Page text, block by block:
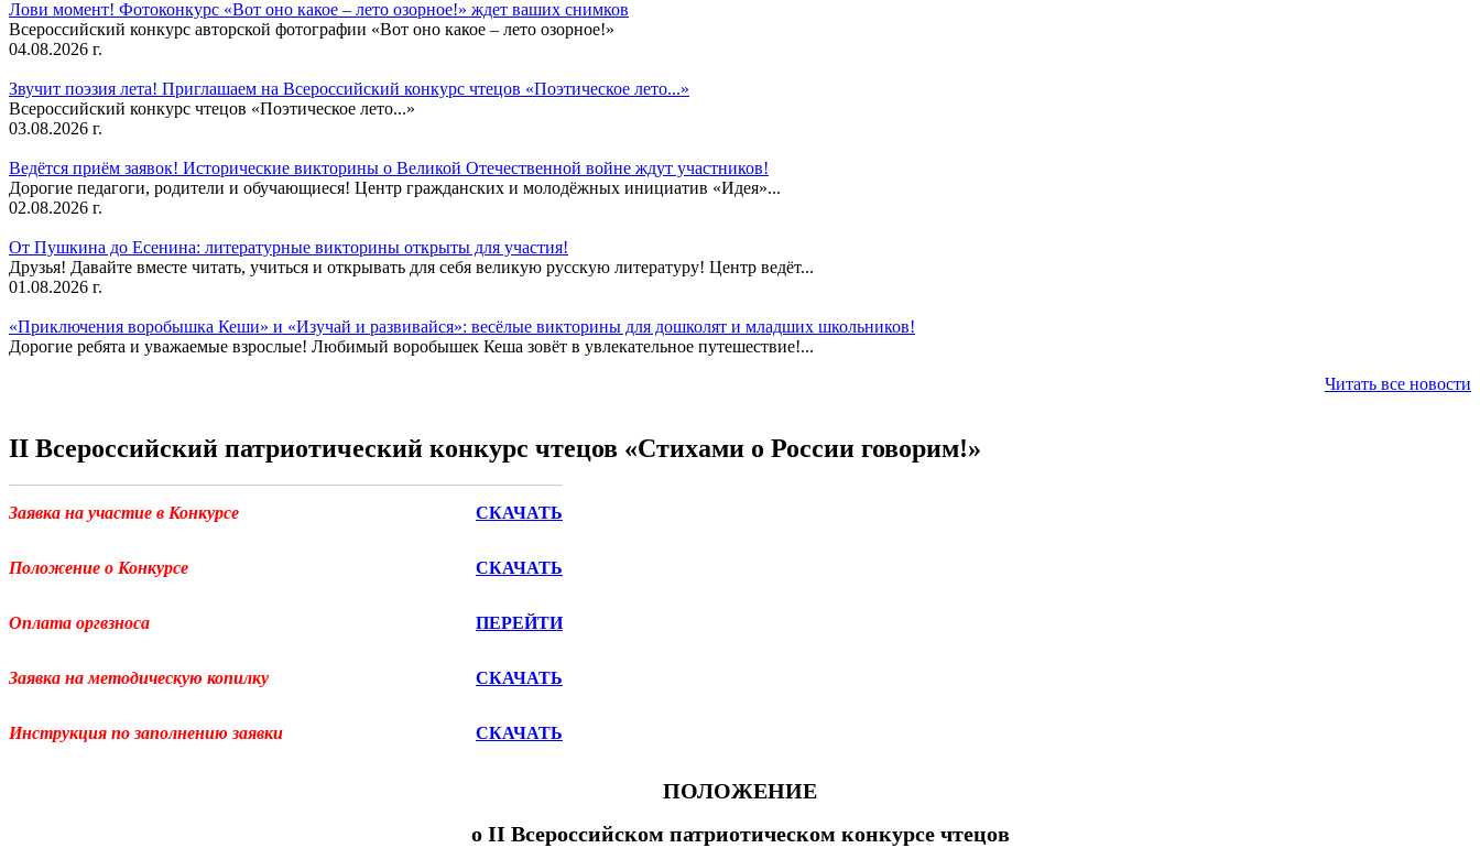
Лови момент! Фотоконкурс «Вот оно какое – лето озорное!» ждет ваших снимков
Всероссийский конкурс авторской фотографии «Вот оно какое – лето озорное!»
04.08.2026 г.
Звучит поэзия лета! Приглашаем на Всероссийский конкурс чтецов «Поэтическое лето...»
Всероссийский конкурс чтецов «Поэтическое лето...»
03.08.2026 г.
Ведётся приём заявок! Исторические викторины о Великой Отечественной войне ждут участников!
Дорогие педагоги, родители и обучающиеся! Центр гражданских и молодёжных инициатив «Идея»...
02.08.2026 г.
От Пушкина до Есенина: литературные викторины открыты для участия!
Друзья! Давайте вместе читать, учиться и открывать для себя великую русскую литературу! Центр ведёт...
01.08.2026 г.
«Приключения воробышка Кеши» и «Изучай и развивайся»: весёлые викторины для дошколят и младших школьников!
Дорогие ребята и уважаемые взрослые! Любимый воробышек Кеша зовёт в увлекательное путешествие!...
Читать все новости
II Всероссийский патриотический конкурс чтецов «Стихами о России говорим!»
Заявка на участие в Конкурсе СКАЧАТЬ
Положение о Конкурсе СКАЧАТЬ
Оплата оргвзноса ПЕРЕЙТИ
Заявка на методическую копилку СКАЧАТЬ
Инструкция по заполнению заявки СКАЧАТЬ
ПОЛОЖЕНИЕ
о II Всероссийском патриотическом конкурсе чтецов